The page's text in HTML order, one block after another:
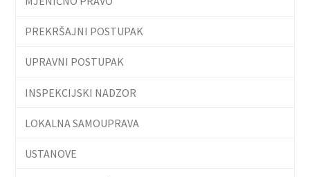
PREKRŠAJNI POSTUPAK
UPRAVNI POSTUPAK
INSPEKCIJSKI NADZOR
LOKALNA SAMOUPRAVA
USTANOVE